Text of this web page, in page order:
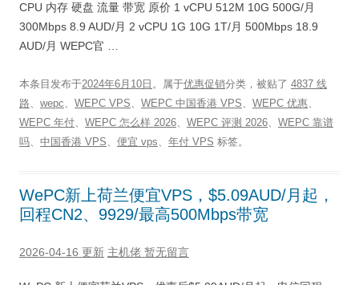
CPU 内存 硬盘 流量 带宽 原价 1 vCPU 512M 10G 500G/月
300Mbps 8.9 AUD/月 2 vCPU 1G 10G 1T/月 500Mbps 18.9
AUD/月 WEPC官 …
本条目发布于2024年6月10日 。属于优惠促销分类，被贴了 4837 线
路、 wepc、 WEPC VPS、 WEPC 中国香港 VPS、 WEPC 优惠、
WEPC 年付、 WEPC 怎么样 2026、 WEPC 评测 2026、 WEPC 靠谱
吗、 中国香港 VPS、 便宜 vps、 年付 VPS 标签。
WePC新上荷兰便宜VPS，$5.09AUD/月起，
回程CN2、9929/最高500Mbps带宽
2026-04-16 更新 主机佬 暂无留言